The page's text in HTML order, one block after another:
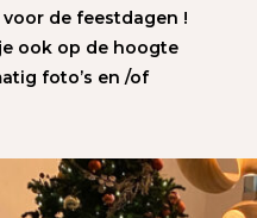
de feestdagen !
ook op de hoogte
foto’s en /of